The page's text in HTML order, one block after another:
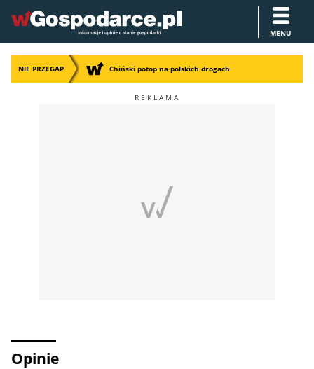
MENU
NIE PRZEGAP Chiński potop na polskich drogach
Opinie